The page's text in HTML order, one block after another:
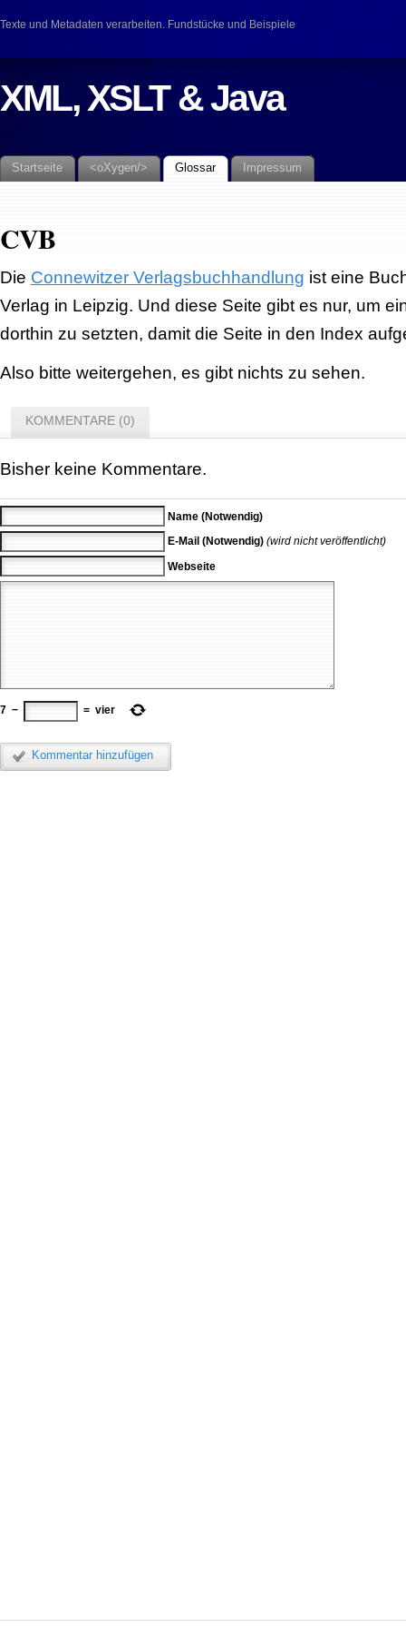
Texte und Metadaten verarbeiten. Fundstücke und Beispiele
XML, XSLT & Java
Startseite <oXygen/> Glossar Impressum
CVB
Die Connewitzer Verlagsbuchhandlung ist eine
Verlag in Leipzig. Und diese Seite gibt es nur, um
dorthin zu setzten, damit die Seite in den Index
Also bitte weitergehen, es gibt nichts zu sehen.
KOMMENTARE (0)
Bisher keine Kommentare.
Name (Notwendig)
E-Mail (Notwendig) (wird nicht veröffentlicht)
Webseite
7 − = vier
Kommentar hinzufügen